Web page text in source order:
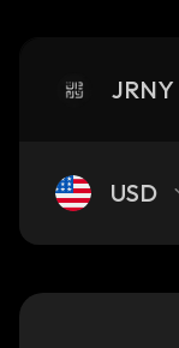
JRNY
USD